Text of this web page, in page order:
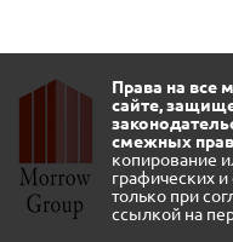
Права на все
сайте,
смежных
копирование
графических
только при
ссылкой на